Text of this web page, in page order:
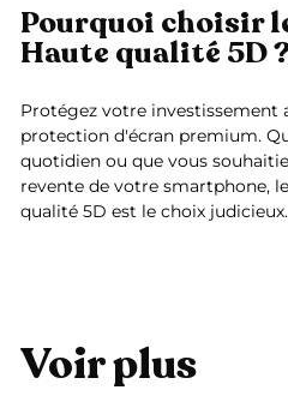
Pourquoi choisir
Haute qualité 5D
Protégez votre investissement
protection d'écran premium.
quotidien ou que vous
revente de votre smartphone,
qualité 5D est le choix judicieux.
Voir plus